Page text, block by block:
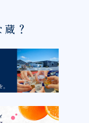
？